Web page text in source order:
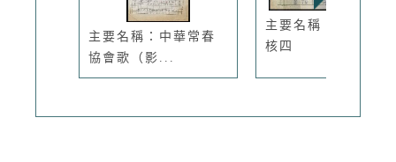
主要名稱：中華常春
協會歌（影...
主要名稱：不夜城與
核四